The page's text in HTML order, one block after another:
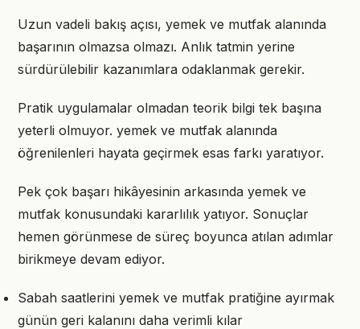
Uzun vadeli bakış açısı, yemek ve mutfak alanında
başarının olmazsa olmazı. Anlık tatmin yerine
sürdürülebilir kazanımlara odaklanmak gerekir.
Pratik uygulamalar olmadan teorik bilgi tek başına
yeterli olmuyor. yemek ve mutfak alanında
öğrenilenleri hayata geçirmek esas farkı yaratıyor.
Pek çok başarı hikâyesinin arkasında yemek ve
mutfak konusundaki kararlılık yatıyor. Sonuçlar
hemen görünmese de süreç boyunca atılan adımlar
birikmeye devam ediyor.
Sabah saatlerini yemek ve mutfak pratiğine ayırmak
günün geri kalanını daha verimli kılar